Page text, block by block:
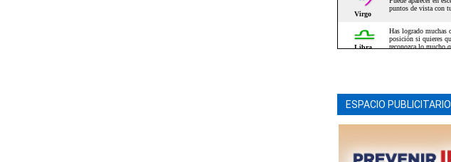
ESPACIO PUBLICITARIO